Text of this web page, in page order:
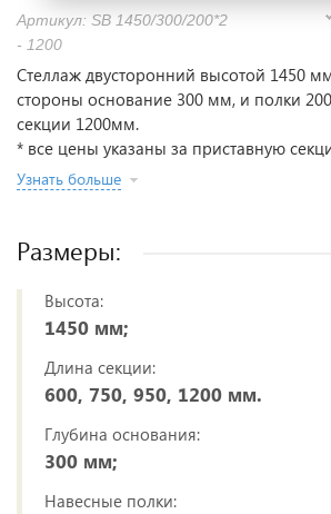
Артикул: SВ 1450/300/200*2
- 1200
Стеллаж двусторонний высотой 1450
стороны основание 300 мм, и полки
секции 1200мм.
* все цены указаны за приставную
Узнать больше
Размеры:
Высота:
1450 мм;
Длина секции:
600, 750, 950, 1200 мм.
Глубина основания:
300 мм;
Навесные полки: